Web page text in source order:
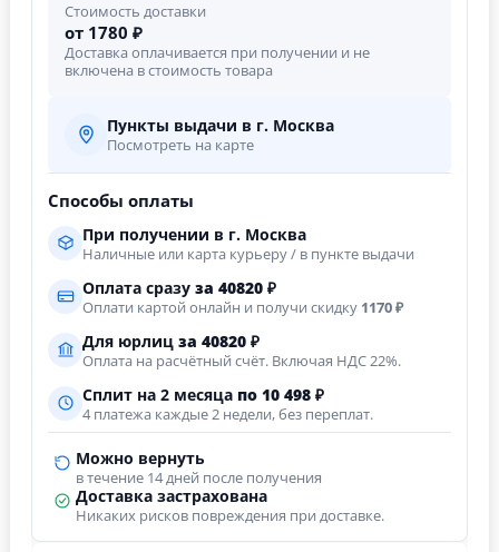
Стоимость доставки
от 1780 ₽
Доставка оплачивается при получении и не
включена в стоимость товара
Пункты выдачи в г. Москва
Посмотреть на карте
Способы оплаты
При получении в г. Москва
Наличные или карта курьеру / в пункте выдачи
Оплата сразу за 40820 ₽
Оплати картой онлайн и получи скидку 1170 ₽
Для юрлиц за 40820 ₽
Оплата на расчётный счёт. Включая НДС 22%.
Сплит на 2 месяца по 10 498 ₽
4 платежа каждые 2 недели, без переплат.
Можно вернуть
в течение 14 дней после получения
Доставка застрахована
Никаких рисков повреждения при доставке.